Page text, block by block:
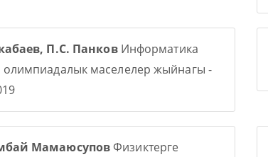
П.С. ПанковИнформатика
маселелер жыйнагы -
МамаюсуповФизиктерге